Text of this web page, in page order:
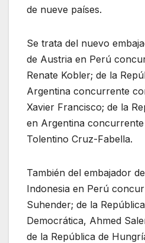
de nueve países.
Se trata del nuevo
de Austria en Perú
Renate Kobler; de la
Argentina concurrente
Xavier Francisco; de la
en Argentina
Tolentino Cruz-Fabella.
También del embajador
Indonesia en Perú
Suhender; de la
Democrática, Ahmed
de la República de